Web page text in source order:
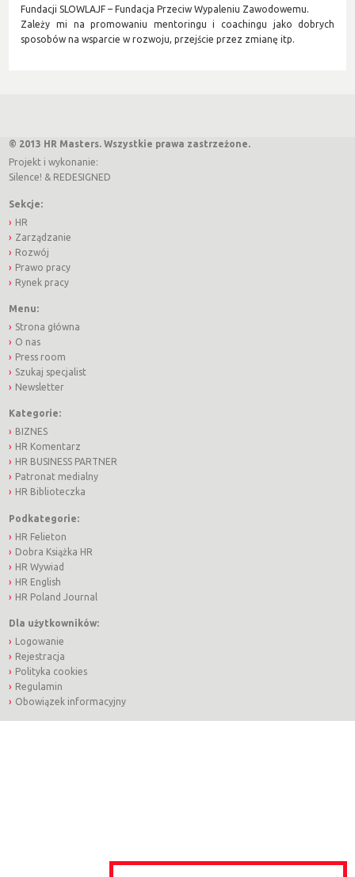
Fundacji SLOWLAJF – Fundacja Przeciw Wypaleniu Zawodowemu.
Zależy mi na promowaniu mentoringu i coachingu jako dobrych
sposobów na wsparcie w rozwoju, przejście przez zmianę itp.
© 2013 HR Masters. Wszystkie prawa zastrzeżone.
Projekt i wykonanie:
Silence! & REDESIGNED
Sekcje:
HR
Zarządzanie
Rozwój
Prawo pracy
Rynek pracy
Menu:
Strona główna
O nas
Press room
Szukaj specjalist
Newsletter
Kategorie:
BIZNES
HR Komentarz
HR BUSINESS PARTNER
Patronat medialny
HR Biblioteczka
Podkategorie:
HR Felieton
Dobra Książka HR
HR Wywiad
HR English
HR Poland Journal
Dla użytkowników:
Logowanie
Rejestracja
Polityka cookies
Regulamin
Obowiązek informacyjny